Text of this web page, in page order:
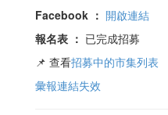
Facebook ： 開啟連結
報名表 ： 已完成招募
📌 查看招募中的市集列表
彙報連結失效